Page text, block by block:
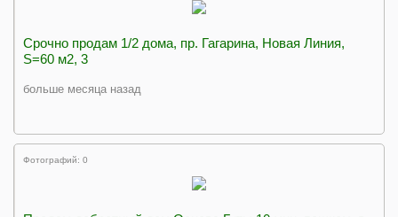
Срочно продам 1/2 дома, пр. Гагарина, Новая Линия,
S=60 м2, 3
больше месяца назад
Фотографий: 0